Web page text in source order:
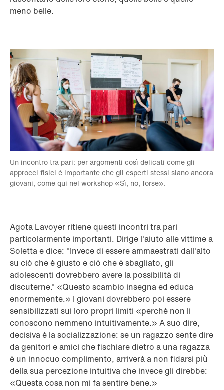
meno belle.
Un incontro tra pari: per argomenti così delicati come gli
approcci fisici è importante che gli esperti stessi siano ancora
giovani, come qui nel workshop «Sì, no, forse».
Agota Lavoyer ritiene questi incontri tra pari
particolarmente importanti. Dirige l'aiuto alle vittime a
Soletta e dice: "Invece di essere ammaestrati dall'alto
su ciò che è giusto e ciò che è sbagliato, gli
adolescenti dovrebbero avere la possibilità di
discuterne." «Questo scambio insegna ed educa
enormemente.» I giovani dovrebbero poi essere
sensibilizzati sui loro propri limiti «perché non li
conoscono nemmeno intuitivamente.» A suo dire,
decisiva è la socializzazione: se un ragazzo sente dire
da genitori e amici che fischiare dietro a una ragazza
è un innocuo complimento, arriverà a non fidarsi più
della sua percezione intuitiva che invece gli direbbe:
«Questa cosa non mi fa sentire bene.»